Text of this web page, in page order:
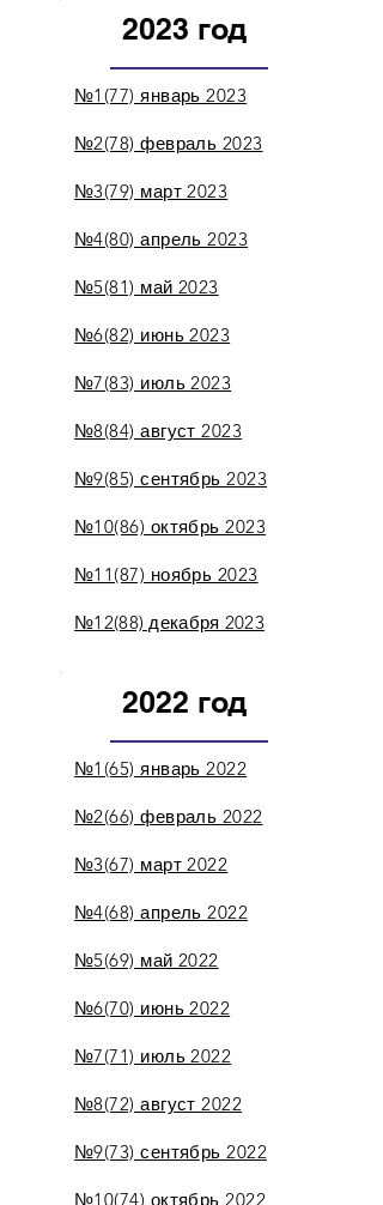
2023 год
№1(77) январь 2023
№2(78) февраль 2023
№3(79) март 2023
№4(80) апрель 2023
№5(81) май 2023
№6(82) июнь 2023
№7(83) июль 2023
№8(84) август 2023
№9(85) сентябрь 2023
№10(86) октябрь 2023
№11(87) ноябрь 2023
№12(88) декабря 2023
2022 год
№1(65) январь 2022
№2(66) февраль 2022
№3(67) март 2022
№4(68) апрель 2022
№5(69) май 2022
№6(70) июнь 2022
№7(71) июль 2022
№8(72) август 2022
№9(73) сентябрь 2022
№10(74) октябрь 2022